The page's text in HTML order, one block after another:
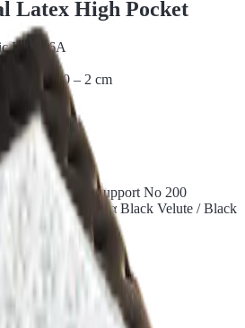
Latex High Pocket
Black 6A
m2
Νο 2500 – 2 cm
/
αφρώδες / Foam support Νο 200
με ύφασμα Black Velute / Black
ventilators
Νο 2500 – 2 cm